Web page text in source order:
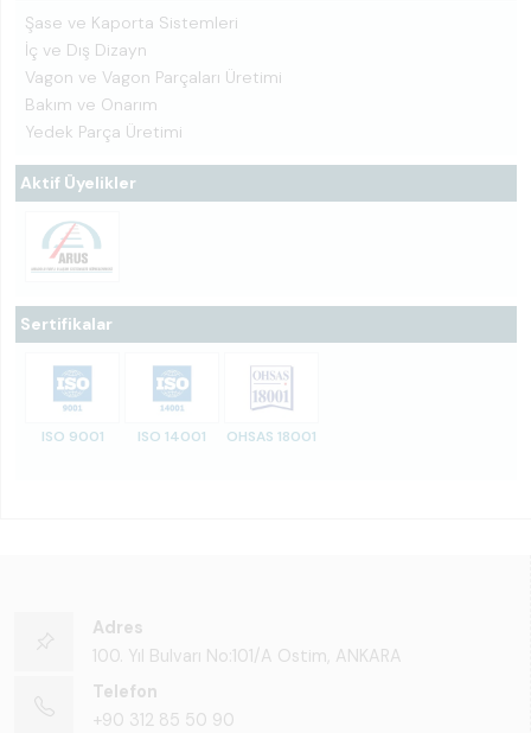
Şase ve Kaporta Sistemleri
İç ve Dış Dizayn
Vagon ve Vagon Parçaları Üretimi
Bakım ve Onarım
Yedek Parça Üretimi
Aktif Üyelikler
Sertifikalar
ISO 9001 ISO 14001 OHSAS 18001
Adres
100. Yıl Bulvarı No:101/A Ostim, ANKARA
Telefon
+90 312 85 50 90